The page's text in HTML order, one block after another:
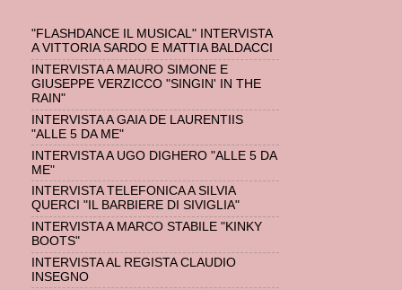
"FLASHDANCE IL MUSICAL" INTERVISTA
A VITTORIA SARDO E MATTIA BALDACCI
INTERVISTA A MAURO SIMONE E
GIUSEPPE VERZICCO "SINGIN' IN THE
RAIN"
INTERVISTA A GAIA DE LAURENTIIS
"ALLE 5 DA ME"
INTERVISTA A UGO DIGHERO "ALLE 5 DA
ME"
INTERVISTA TELEFONICA A SILVIA
QUERCI "IL BARBIERE DI SIVIGLIA"
INTERVISTA A MARCO STABILE "KINKY
BOOTS"
INTERVISTA AL REGISTA CLAUDIO
INSEGNO